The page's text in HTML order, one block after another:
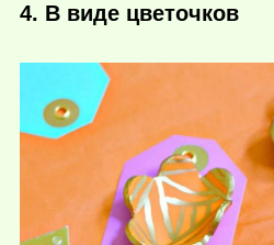
4. В виде цветочков